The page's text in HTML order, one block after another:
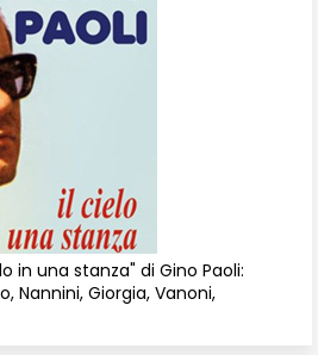
in una stanza" di Gino Paoli:
Nannini, Giorgia, Vanoni,